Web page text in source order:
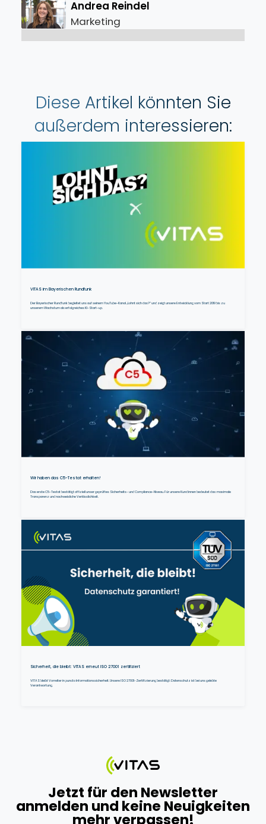
Andrea Reindel
Marketing
Diese Artikel könnten Sie
außerdem interessieren:
VITAS im Bayerischen Rundfunk
Der Bayerischer Rundfunk begleitet uns auf seinem YouTube-Kanal „Lohnt sich das?“ und zeigt unsere Entwicklung vom Start 2019 bis zu
unserem Wachstum als erfolgreiches KI-Start-up.
Wir haben das C5-Testat erhalten!
Das erste C5-Testat bestätigt offiziell unser geprüftes Sicherheits- und Compliance-Niveau. Für unsere Kund:innen bedeutet das: maximale
Transparenz und nachweisliche Verlässlichkeit.
Sicherheit, die bleibt: VITAS erneut ISO 27001 zertifiziert
VITAS bleibt Vorreiter in puncto Informationssicherheit. Unsere ISO 27001-Zertifizierung bestätigt: Datenschutz ist bei uns gelebte
Verantwortung.
Jetzt für den Newsletter
anmelden und keine Neuigkeiten
mehr verpassen!